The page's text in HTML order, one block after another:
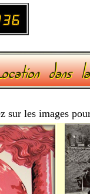
sur les images